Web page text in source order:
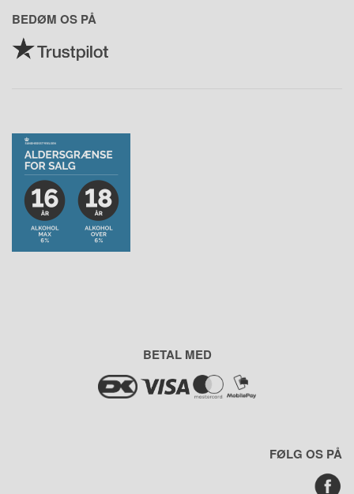
BEDØM OS PÅ
BETAL MED
FØLG OS PÅ